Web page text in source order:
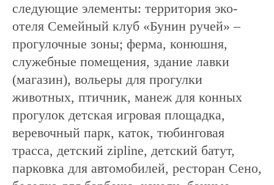
следующие элементы: территория эко-
отеля Семейный клуб «Бунин ручей» –
прогулочные зоны; ферма, конюшня,
служебные помещения, здание лавки
(магазин), вольеры для прогулки
животных, птичник, манеж для конных
прогулок детская игровая площадка,
веревочный парк, каток, тюбинговая
трасса, детский zipline, детский батут,
парковка для автомобилей, ресторан Сено,